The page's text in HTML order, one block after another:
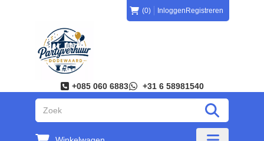
(0) Inloggen Registreren
+085 060 6883 +31 6 58981540
"Zoeken